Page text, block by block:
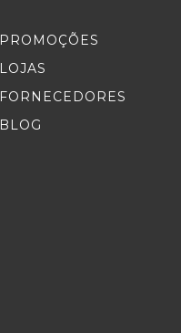
PROMOÇÕES
LOJAS
FORNECEDORES
BLOG